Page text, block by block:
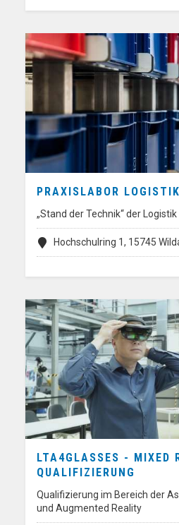
PRAXISLABOR LOGISTIK
„Stand der Technik“ der
Hochschulring 1, 15745
LTA4GLASSES - MIXED
QUALIFIZIERUNG
Qualifizierung im Bereich der
und Augmented Reality